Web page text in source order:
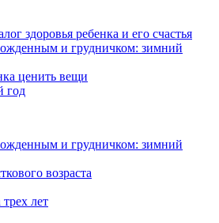
здоровья ребенка и его счастья
и грудничком: зимний
ценить вещи
год
и грудничком: зимний
возраста
лет